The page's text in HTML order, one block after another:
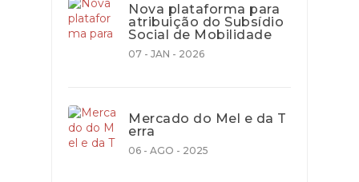
Nova plataforma para
atribuição do Subsídio
Social de Mobilidade
07 - JAN - 2026
Mercado do Mel e da T
erra
06 - AGO - 2025